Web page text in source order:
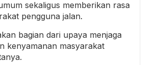
sekaligus memberikan rasa
pengguna jalan.
bagian dari upaya menjaga
kenyamanan masyarakat